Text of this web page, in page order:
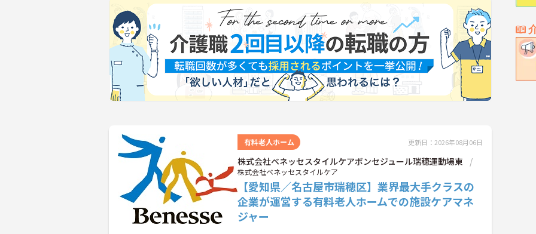
有料老人ホーム 更新日：2026年08月06日
株式会社ベネッセスタイルケアボンセジュール瑞穂運動場東
株式会社ベネッセスタイルケア
【愛知県／名古屋市瑞穂区】業界最大手クラスの
企業が運営する有料老人ホームでの施設ケアマネ
ジャー